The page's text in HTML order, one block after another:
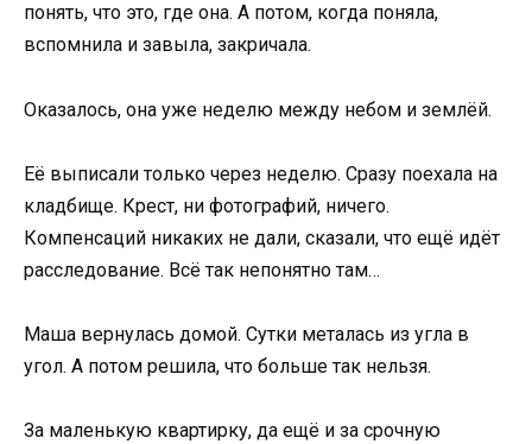
понять, что это, где она. А потом, когда поняла,
вспомнила и завыла, закричала.
Оказалось, она уже неделю между небом и землёй.
Её выписали только через неделю. Сразу поехала на
кладбище. Крест, ни фотографий, ничего.
Компенсаций никаких не дали, сказали, что ещё идёт
расследование. Всё так непонятно там…
Маша вернулась домой. Сутки металась из угла в
угол. А потом решила, что больше так нельзя.
За маленькую квартирку, да ещё и за срочную